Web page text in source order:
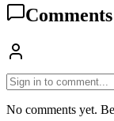
Comments
No comments yet.